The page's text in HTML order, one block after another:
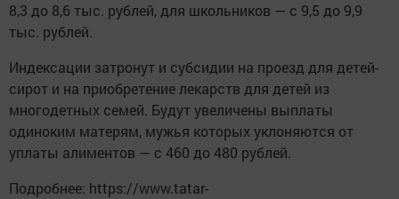
8,3 до 8,6 тыс. рублей, для школьников — с 9,5 до 9,9
тыс. рублей.
Индексации затронут и субсидии на проезд для детей-
сирот и на приобретение лекарств для детей из
многодетных семей. Будут увеличены выплаты
одиноким матерям, мужья которых уклоняются от
уплаты алиментов — с 460 до 480 рублей.
Подробнее: https://www.tatar-